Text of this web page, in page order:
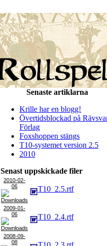
Senaste artiklarna
Krille har en blogg!
Övertidsblockad på
Förlag
Foxshoppen stängs
T10-systemet version 2.5
2010
Senast uppskickade filer
2010-02-
06
T10_2.5.rtf
2009-01-
06
T10_2.4.rtf
2008-09-
08